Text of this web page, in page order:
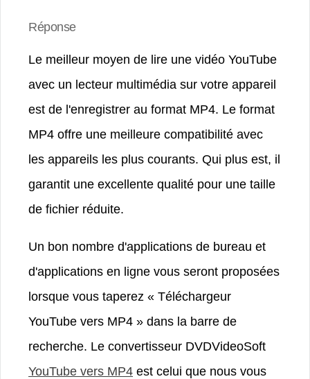
Réponse
Le meilleur moyen de lire une vidéo YouTube
avec un lecteur multimédia sur votre appareil
est de l'enregistrer au format MP4. Le format
MP4 offre une meilleure compatibilité avec
les appareils les plus courants. Qui plus est, il
garantit une excellente qualité pour une taille
de fichier réduite.
Un bon nombre d'applications de bureau et
d'applications en ligne vous seront proposées
lorsque vous taperez « Téléchargeur
YouTube vers MP4 » dans la barre de
recherche. Le convertisseur DVDVideoSoft
YouTube vers MP4 est celui que nous vous